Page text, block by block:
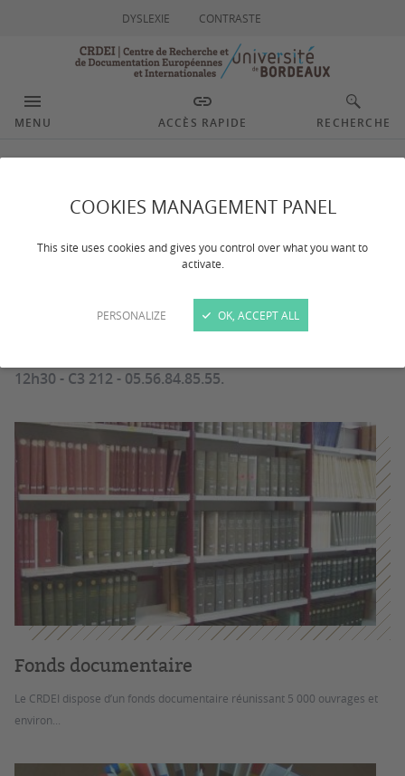
COOKIES MANAGEMENT PANEL
This site uses cookies and gives you control over what you want to
activate.
PERSONALIZE OK, ACCEPT ALL
DYSLEXIE CONTRASTE
MENU ACCÈS RAPIDE RECHERCHE
La bibliothèque du
CRDEI
le 30/09/2025
12h30 - C3 212 - 05.56.84.85.55.
Fonds documentaire
Le CRDEI dispose d’un fonds documentaire réunissant 5 000 ouvrages et
environ...